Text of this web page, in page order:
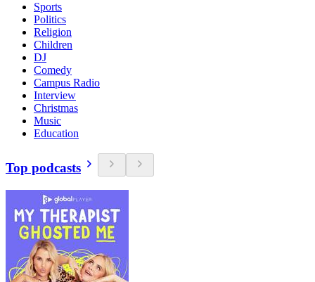
Sports
Politics
Religion
Children
DJ
Comedy
Campus Radio
Interview
Christmas
Music
Education
Top podcasts